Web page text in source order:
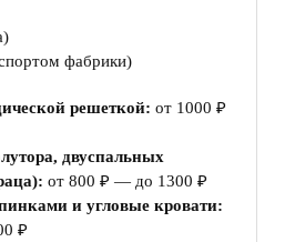
фабрики)
решеткой: от 1000 ₽
двуспальных
от 800 ₽ — до 1300 ₽
и угловые кровати:
₽